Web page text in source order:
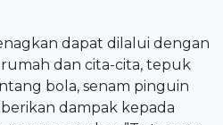
dapat dilalui dengan
dan cita-cita, tepuk
bola, senam pinguin
dampak kepada